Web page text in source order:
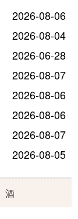
2026-08-06
2026-08-04
2026-06-28
2026-08-07
2026-08-06
2026-08-06
2026-08-07
2026-08-05
酒